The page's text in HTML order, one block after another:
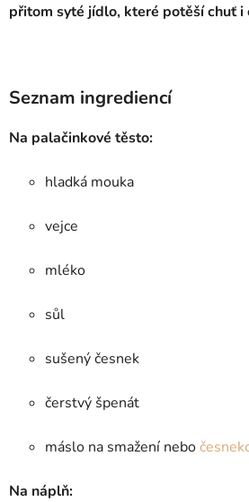
přitom syté jídlo, které potěší chuť i
Seznam ingrediencí
Na palačinkové těsto:
hladká mouka
vejce
mléko
sůl
sušený česnek
čerstvý špenát
máslo na smažení nebo
Na náplň: